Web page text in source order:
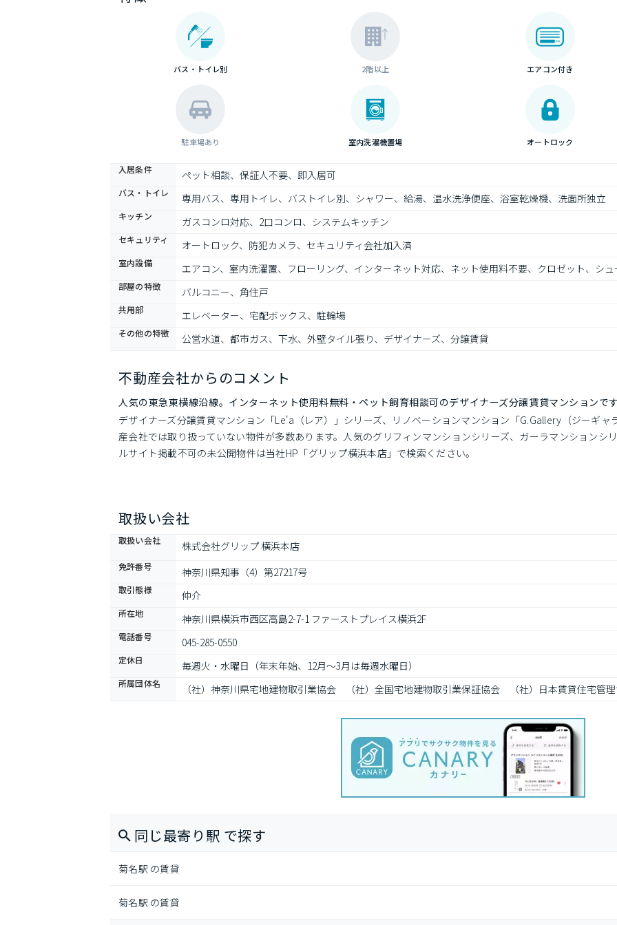
バス・トイレ別 2階以上 エアコン付き
駐車場あり 室内洗濯機置場 オートロック
入居条件 ペット相談、保証人不要、即入居可
バス・トイレ 専用バス、専用トイレ、バストイレ別、シャワー、給湯、温水洗浄便座、浴室乾燥機、洗面所独立
キッチン ガスコンロ対応、2口コンロ、システムキッチン
セキュリティ オートロック、防犯カメラ、セキュリティ会社加入済
室内設備 エアコン、室内洗濯置、フローリング、インターネット対応、ネット使用料不要、クロゼット、シ
部屋の特徴 バルコニー、角住戸
共用部 エレベーター、宅配ボックス、駐輪場
その他の特徴 公営水道、都市ガス、下水、外壁タイル張り、デザイナーズ、分譲賃貸
不動産会社からのコメント
人気の東急東横線沿線。インターネット使用料無料・ペット飼育相談可のデザイナーズ分譲賃貸マンションで
デザイナーズ分譲賃貸マンション「Le'a（レア）」シリーズ、リノベーションマンション「G.Gallery（ジーギャ
産会社では取り扱っていない物件が多数あります。人気のグリフィンマンションシリーズ、ガーラマンションシ
ルサイト掲載不可の未公開物件は当社HP「グリップ横浜本店」で検索ください。
取扱い会社
取扱い会社 株式会社グリップ 横浜本店
免許番号 神奈川県知事（4）第27217号
取引態様 仲介
所在地 神奈川県横浜市西区高島2-7-1 ファーストプレイス横浜2F
電話番号 045-285-0550
定休日 毎週火・水曜日（年末年始、12月～3月は毎週水曜日）
所属団体名 （社）神奈川県宅地建物取引業協会　（社）全国宅地建物取引業保証協会　（社）日本賃貸住宅管
同じ最寄り駅 で探す
菊名駅 の賃貸
菊名駅 の賃貸